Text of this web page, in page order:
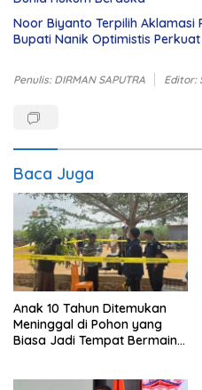
Noor Biyanto Terpilih Aklamasi
Bupati Nanik Optimistis
Penulis: DIRMAN SAPUTRA Editor:
Baca Juga
Anak 10 Tahun Ditemukan
Meninggal di Pohon yang
Biasa Jadi Tempat Bermain